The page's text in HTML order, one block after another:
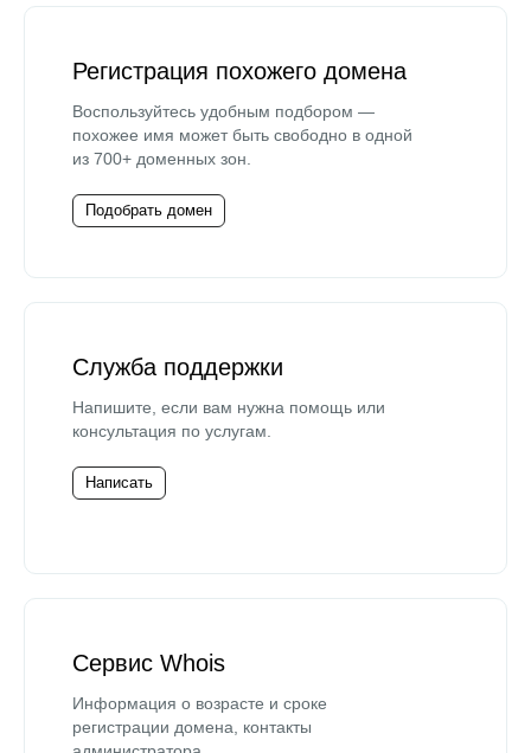
Регистрация похожего домена
Воспользуйтесь удобным подбором —
похожее имя может быть свободно в одной
из 700+ доменных зон.
Подобрать домен
Служба поддержки
Напишите, если вам нужна помощь или
консультация по услугам.
Написать
Сервис Whois
Информация о возрасте и сроке
регистрации домена, контакты